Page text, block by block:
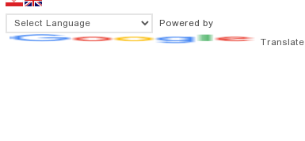
Powered by
Translate